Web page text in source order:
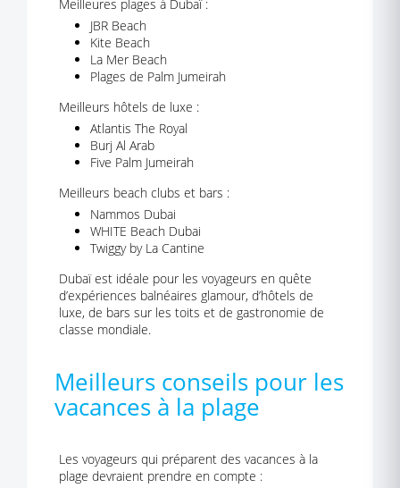
Meilleures plages à Dubaï :
JBR Beach
Kite Beach
La Mer Beach
Plages de Palm Jumeirah
Meilleurs hôtels de luxe :
Atlantis The Royal
Burj Al Arab
Five Palm Jumeirah
Meilleurs beach clubs et bars :
Nammos Dubai
WHITE Beach Dubai
Twiggy by La Cantine
Dubaï est idéale pour les voyageurs en quête
d’expériences balnéaires glamour, d’hôtels de
luxe, de bars sur les toits et de gastronomie de
classe mondiale.
Meilleurs conseils pour les
vacances à la plage
Les voyageurs qui préparent des vacances à la
plage devraient prendre en compte :